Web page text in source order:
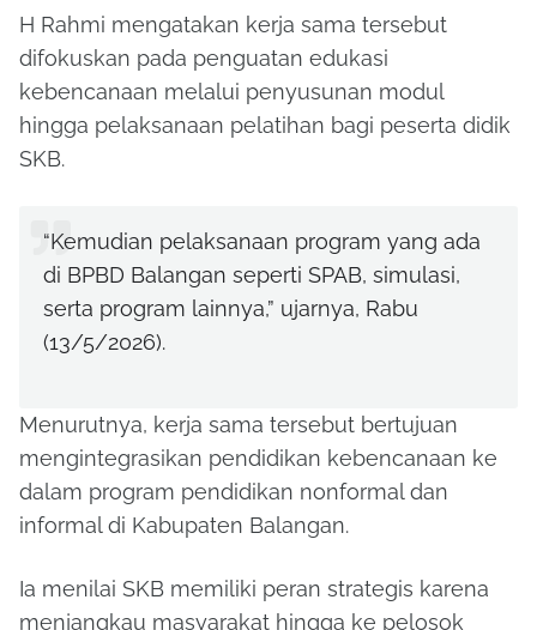
H Rahmi mengatakan kerja sama tersebut
difokuskan pada penguatan edukasi
kebencanaan melalui penyusunan modul
hingga pelaksanaan pelatihan bagi peserta didik
SKB.
“Kemudian pelaksanaan program yang ada
di BPBD Balangan seperti SPAB, simulasi,
serta program lainnya,” ujarnya, Rabu
(13/5/2026).
Menurutnya, kerja sama tersebut bertujuan
mengintegrasikan pendidikan kebencanaan ke
dalam program pendidikan nonformal dan
informal di Kabupaten Balangan.
Ia menilai SKB memiliki peran strategis karena
menjangkau masyarakat hingga ke pelosok